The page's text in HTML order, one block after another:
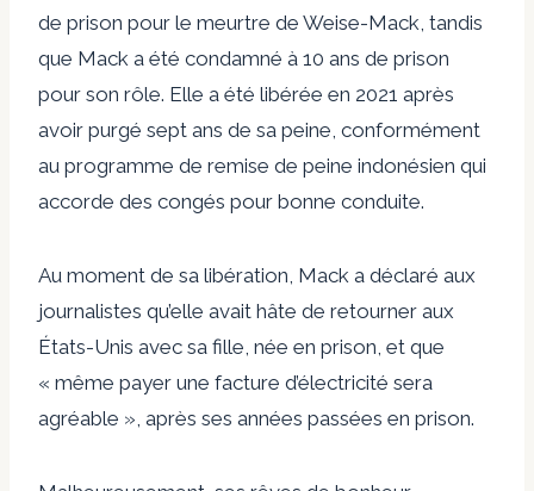
de prison pour le meurtre de Weise-Mack, tandis
que Mack a été condamné à 10 ans de prison
pour son rôle. Elle a été libérée en 2021 après
avoir purgé sept ans de sa peine, conformément
au programme de remise de peine indonésien qui
accorde des congés pour bonne conduite.
Au moment de sa libération, Mack a déclaré aux
journalistes qu’elle avait hâte de retourner aux
États-Unis avec sa fille, née en prison, et que
« même payer une facture d’électricité sera
agréable », après ses années passées en prison.